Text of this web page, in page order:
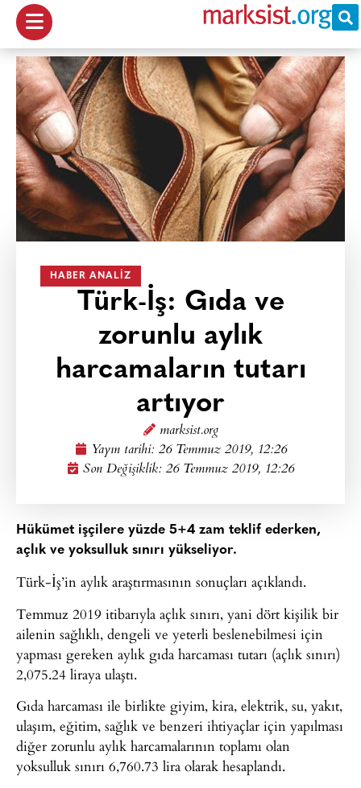
HABER ANALIZ
Türk-İş: Gıda ve
zorunlu aylık
harcamaların tutarı
artıyor
marksist.org
Yayın tarihi: 26 Temmuz 2019, 12:26
Son Değişiklik: 26 Temmuz 2019, 12:26
Hükümet işçilere yüzde 5+4 zam teklif ederken,
açlık ve yoksulluk sınırı yükseliyor.
Türk-İş’in aylık araştırmasının sonuçları açıklandı.
Temmuz 2019 itibarıyla açlık sınırı, yani dört kişilik bir
ailenin sağlıklı, dengeli ve yeterli beslenebilmesi için
yapması gereken aylık gıda harcaması tutarı (açlık sınırı)
2,075.24 liraya ulaştı.
Gıda harcaması ile birlikte giyim, kira, elektrik, su, yakıt,
ulaşım, eğitim, sağlık ve benzeri ihtiyaçlar için yapılması
diğer zorunlu aylık harcamalarının toplamı olan
yoksulluk sınırı 6,760.73 lira olarak hesaplandı.